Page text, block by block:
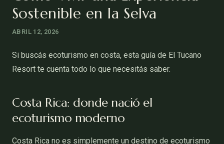
Sostenible en la Selva
ABRIL 12, 2026
Si buscás ecoturismo en costa, esta guía de El Tucano
Resort te cuenta todo lo que necesitás saber.
Costa Rica: donde nació el
ecoturismo moderno
Costa Rica no es simplemente un destino de ecoturismo